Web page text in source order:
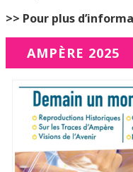
>> Pour plus
AMPÈRE 2025